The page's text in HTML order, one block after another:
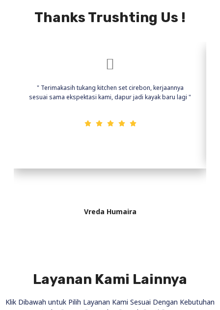
Thanks Trushting Us !
Vreda Humaira
" Terimakasih tukang kitchen set cirebon, kerjaannya
sesuai sama ekspektasi kami, dapur jadi kayak baru lagi "
Layanan Kami Lainnya
Klik Dibawah untuk Pilih Layanan Kami Sesuai Dengan Kebutuhan